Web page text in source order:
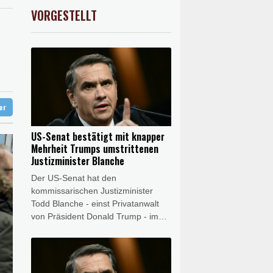
für Lkw
AWD: Zugkraft für den Wohnwagen
1.67%
50
0.33%
VORGESTELLT
US-Senat bestätigt mit knapper
Mehrheit Trumps umstrittenen
Justizminister Blanche
Der US-Senat hat den
kommissarischen Justizminister
Todd Blanche - einst Privatanwalt
von Präsident Donald Trump - im
zu 49 Stimmen am Samstag
allerdings nur eine äußerst knappe
Mehrheit. Blanche zeigte sich nach